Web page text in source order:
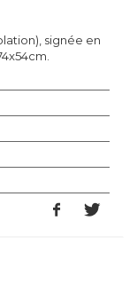
signée en